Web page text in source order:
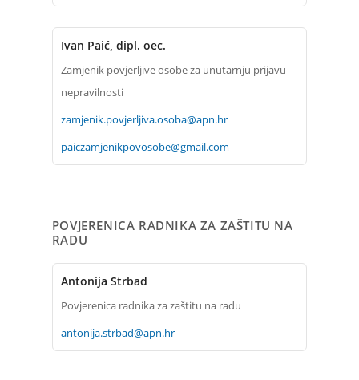
Ivan Paić, dipl. oec.
Zamjenik povjerljive osobe za unutarnju prijavu
nepravilnosti
zamjenik.povjerljiva.osoba@apn.hr
paiczamjenikpovosobe@gmail.com
POVJERENICA RADNIKA ZA ZAŠTITU NA
RADU
Antonija Strbad
Povjerenica radnika za zaštitu na radu
antonija.strbad@apn.hr